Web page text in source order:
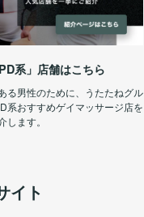
系」店舗はこちら
る男性のために、うたたねグル
系おすすめゲイマッサージ店を
します。
イト